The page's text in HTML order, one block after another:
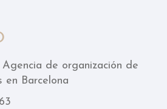
de organización de
en Barcelona